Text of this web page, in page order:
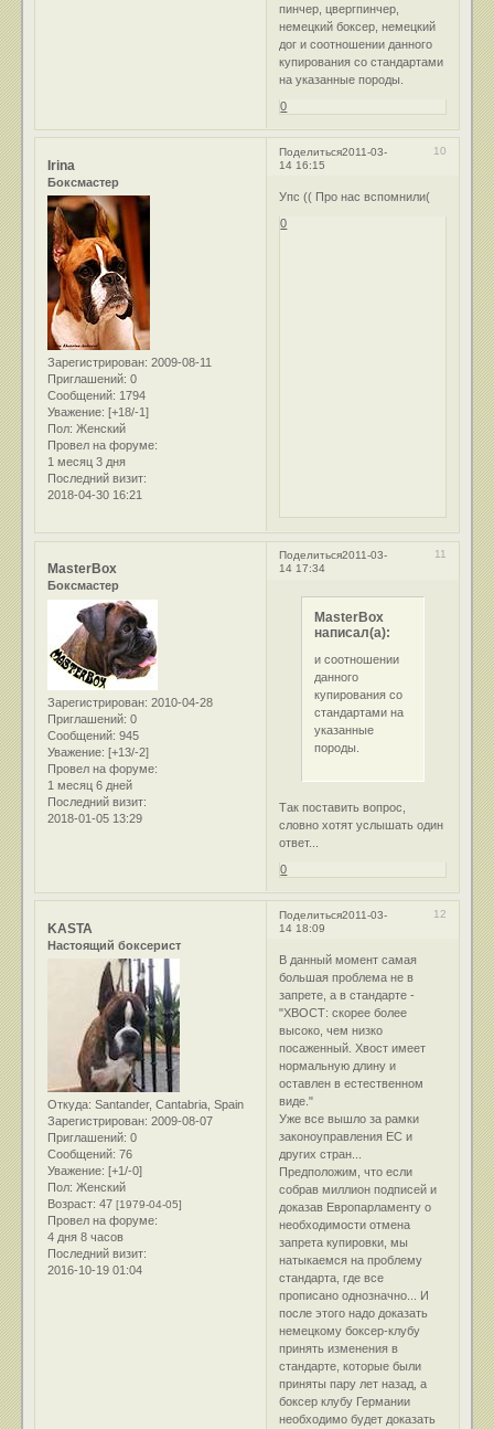
пинчер, цвергпинчер,
немецкий боксер, немецкий
дог и соотношении данного
купирования со стандартами
на указанные породы.
0
Поделиться 10
2011-03-
14 16:15
Irina
Боксмастер
Зарегистрирован: 2009-08-11
Приглашений: 0
Сообщений: 1794
Уважение: [+18/-1]
Пол: Женский
Провел на форуме:
1 месяц 3 дня
Последний визит:
2018-04-30 16:21
Упс (( Про нас вспомнили(
0
Поделиться 11
2011-03-
14 17:34
MasterBox
Боксмастер
Зарегистрирован: 2010-04-28
Приглашений: 0
Сообщений: 945
Уважение: [+13/-2]
Провел на форуме:
1 месяц 6 дней
Последний визит:
2018-01-05 13:29
MasterBox
написал(а):
и соотношении
данного
купирования со
стандартами на
указанные
породы.
Так поставить вопрос,
словно хотят услышать один
ответ...
0
Поделиться 12
2011-03-
14 18:09
KASTA
Настоящий боксерист
Откуда: Santander, Cantabria, Spain
Зарегистрирован: 2009-08-07
Приглашений: 0
Сообщений: 76
Уважение: [+1/-0]
Пол: Женский
Возраст: 47[1979-04-05]
Провел на форуме:
4 дня 8 часов
Последний визит:
2016-10-19 01:04
В данный момент самая
большая проблема не в
запрете, а в стандарте -
"ХВОСТ: скорее более
высоко, чем низко
посаженный. Хвост имеет
нормальную длину и
оставлен в естественном
виде."
Уже все вышло за рамки
законоуправления ЕС и
других стран...
Предположим, что если
собрав миллион подписей и
доказав Европарламенту о
необходимости отмена
запрета купировки, мы
натыкаемся на проблему
стандарта, где все
прописано однозначно... И
после этого надо доказать
немецкому боксер-клубу
принять изменения в
стандарте, которые были
приняты пару лет назад, а
боксер клубу Германии
необходимо будет доказать